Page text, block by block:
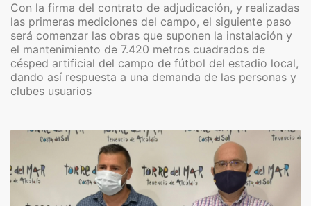
Con la firma del contrato de adjudicación, y realizadas
las primeras mediciones del campo, el siguiente paso
será comenzar las obras que suponen la instalación y
el mantenimiento de 7.420 metros cuadrados de
césped artificial del campo de fútbol del estadio local,
dando así respuesta a una demanda de las personas y
clubes usuarios